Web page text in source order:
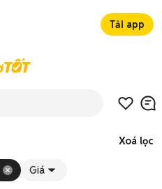
Tải app
Xoá lọc
Giá